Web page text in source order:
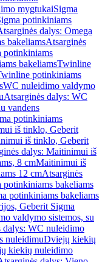
mygtukaiSigma
potinkiniams
dalys: Omega
bakeliamsAtsarginės
potinkiniams
bakeliamsTwinline
potinkiniams
WC nuleidimo valdymo
Atsarginės dalys: WC
vandens
potinkiniams
iš tinklo, Geberit
iš tinklo, Geberit
dalys: Maitinimui iš
8 cmMaitinimui iš
12 cmAtsarginės
bakeliams
potinkiniams bakeliams
Geberit Sigma
valdymo sistemos, su
dalys: WC nuleidimo
nuleidimuDviejų kiekių
kiekių nuleidimo